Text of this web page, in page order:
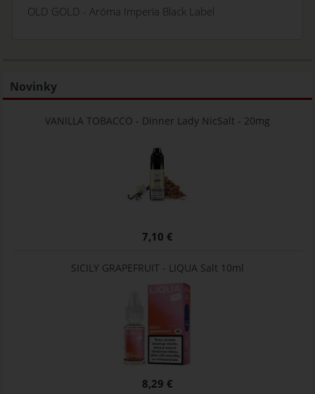
OLD GOLD - Aróma Imperia Black Label
Novinky
VANILLA TOBACCO - Dinner Lady NicSalt - 20mg
7,10 €
SICILY GRAPEFRUIT - LIQUA Salt 10ml
8,29 €